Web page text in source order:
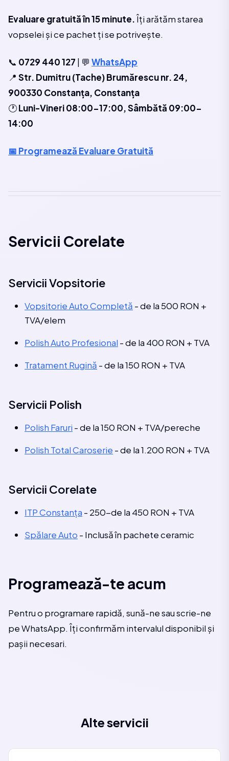
Evaluare gratuită în 15 minute.Îți arătăm starea
vopselei și ce pachet ți se potrivește.
📞 0729 440 127 | 💬 WhatsApp
📍 Str. Dumitru (Tache) Brumărescu nr. 24,
900330 Constanța, Constanța
🕐Luni-Vineri 08:00-17:00, Sâmbătă 09:00-
14:00
📅 Programează Evaluare Gratuită
Servicii Corelate
Servicii Vopsitorie
Vopsitorie Auto Completă - de la 500 RON +
TVA/elem
Polish Auto Profesional - de la 400 RON + TVA
Tratament Rugină - de la 150 RON + TVA
Servicii Polish
Polish Faruri - de la 150 RON + TVA/pereche
Polish Total Caroserie - de la 1.200 RON + TVA
Servicii Corelate
ITP Constanța - 250-de la 450 RON + TVA
Spălare Auto - Inclusă în pachete ceramic
Programează-te acum
Pentru o programare rapidă, sună-ne sau scrie-ne
pe WhatsApp. Îți confirmăm intervalul disponibil și
pașii necesari.
Alte servicii